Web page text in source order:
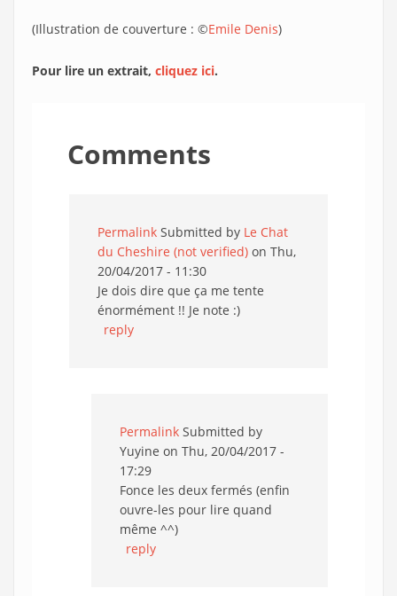
(Illustration de couverture : ©Emile Denis)
Pour lire un extrait, cliquez ici.
Comments
Permalink Submitted by Le Chat
du Cheshire (not verified) on Thu,
20/04/2017 - 11:30
Je dois dire que ça me tente
énormément !! Je note :)
reply
Permalink Submitted by
Yuyine on Thu, 20/04/2017 -
17:29
Fonce les deux fermés (enfin
ouvre-les pour lire quand
même ^^)
reply